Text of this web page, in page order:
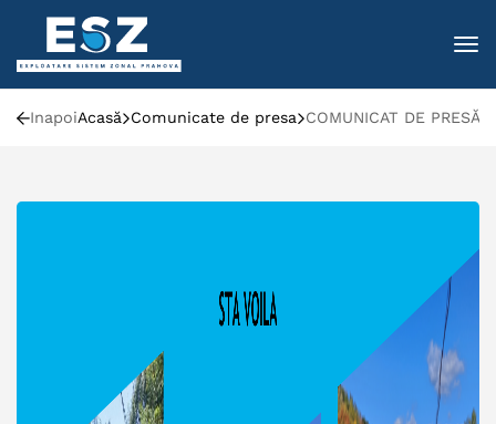
InapoiAcasă Comunicate de presa COMUNICAT DE PRESĂ: